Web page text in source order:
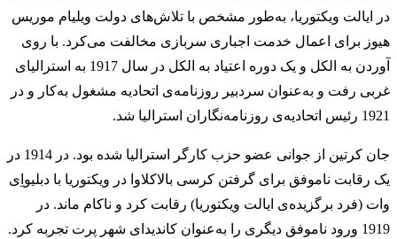
در ایالت ویکتوریا، به‌طور مشخص با تلاش‌های دولت ویلیام موریس
هیوز برای اعمال خدمت اجباری سربازی مخالفت می‌کرد. با روی
آوردن به الکل و یک دوره اعتیاد به الکل در سال 1917 به استرالیای
غربی رفت و به‌عنوان سردبیر روزنامه‌ی اتحادیه مشغول به‌کار و در
1921 رئیس اتحادیه‌ی روزنامه‌نگاران استرالیا شد.
جان کرتین از جوانی عضو حزب کارگر استرالیا شده بود. در 1914 در
یک رقابت ناموفق برای گرفتن کرسی بالاکلاوا در ویکتوریا با دبلیو‌اِی
وات (فرد برگزیده‌ی ایالت ویکتوریا) رقابت کرد و ناکام ماند. در
1919 ورود ناموفق دیگری را به‌عنوان کاندیدای شهر پرت تجربه کرد.